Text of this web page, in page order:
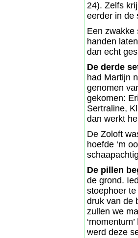
24). Zelfs
eerder in de
Een zwakke
handen
dan echt
De derde
had Martijn
genomen
gekomen:
Sertraline,
dan werkt
De Zoloft
hoefde ‘m
De pillen
de grond.
stoephoer
druk van de
zullen we
werd deze